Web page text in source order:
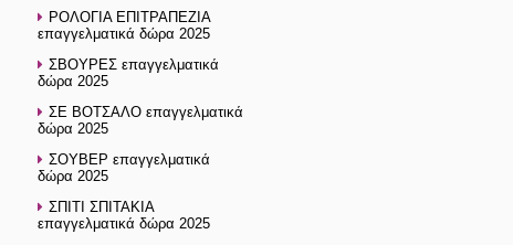
ΡΟΛΟΓΙΑ ΕΠΙΤΡΑΠΕΖΙΑ
επαγγελματικά δώρα 2025
ΣΒΟΥΡΕΣ επαγγελματικά
δώρα 2025
ΣΕ ΒΟΤΣΑΛΟ επαγγελματικά
δώρα 2025
ΣΟΥΒΕΡ επαγγελματικά
δώρα 2025
ΣΠΙΤΙ ΣΠΙΤΑΚΙΑ
επαγγελματικά δώρα 2025